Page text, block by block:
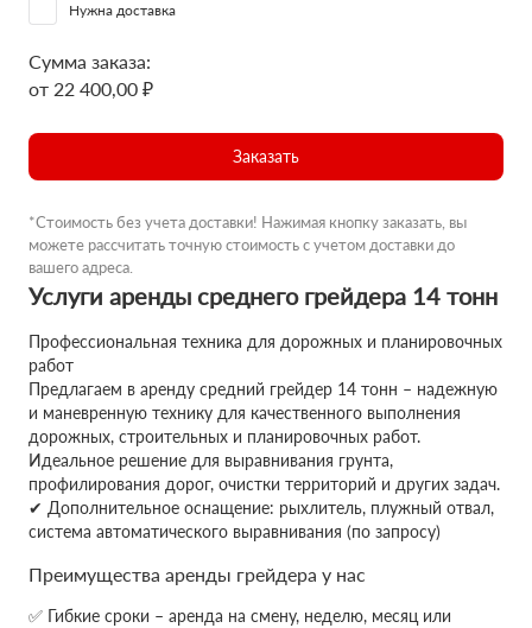
Нужна доставка
Сумма заказа:
от 22 400,00 ₽
Заказать
*Стоимость без учета доставки! Нажимая кнопку заказать, вы
можете рассчитать точную стоимость с учетом доставки до
вашего адреса.
Услуги аренды среднего грейдера 14 тонн
Профессиональная техника для дорожных и планировочных
работ
Предлагаем в аренду средний грейдер 14 тонн – надежную
и маневренную технику для качественного выполнения
дорожных, строительных и планировочных работ.
Идеальное решение для выравнивания грунта,
профилирования дорог, очистки территорий и других задач.
✔ Дополнительное оснащение: рыхлитель, плужный отвал,
система автоматического выравнивания (по запросу)
Преимущества аренды грейдера у нас
✅ Гибкие сроки – аренда на смену, неделю, месяц или